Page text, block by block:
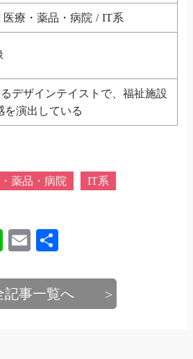
医療・薬品・病院 / IT系
デザインテイストで、福祉施設
を演出している
薬品・病院 IT系
LineEmail
記事一覧へ